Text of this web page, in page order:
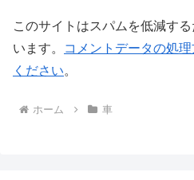
このサイトはスパムを低減す
います。
コメントデータの処
ください。
ホーム 車